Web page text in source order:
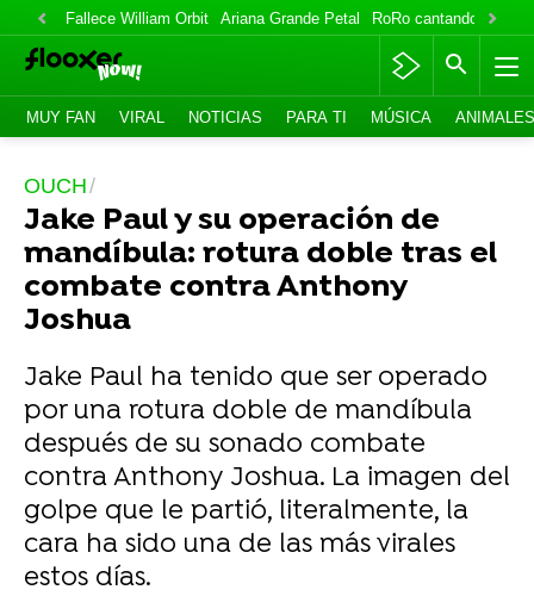
Fallece William Orbit Ariana Grande Petal RoRo cantando
MUY FAN VIRAL NOTICIAS PARA TI MÚSICA ANIMALES
OUCH
Jake Paul y su operación de
mandíbula: rotura doble tras el
combate contra Anthony
Joshua
Jake Paul ha tenido que ser operado
por una rotura doble de mandíbula
después de su sonado combate
contra Anthony Joshua. La imagen del
golpe que le partió, literalmente, la
cara ha sido una de las más virales
estos días.